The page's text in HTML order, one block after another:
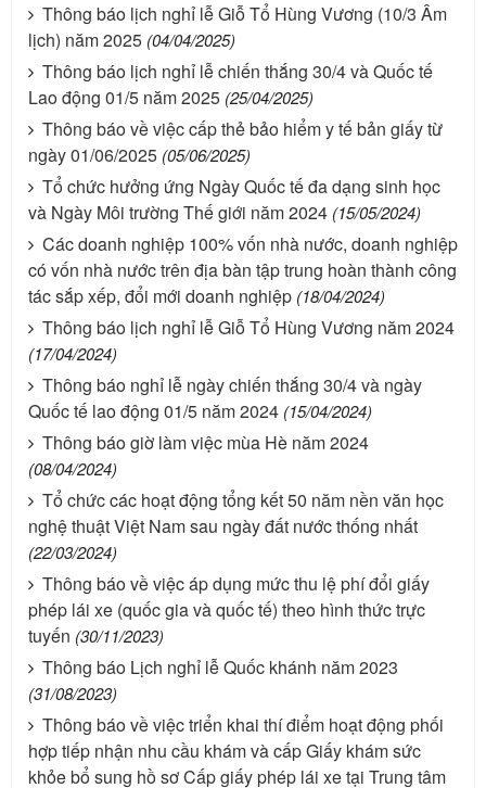
Thông báo lịch nghỉ lễ Giỗ Tổ Hùng Vương (10/3 Âm
lịch) năm 2025 (04/04/2025)
Thông báo lịch nghỉ lễ chiến thắng 30/4 và Quốc tế
Lao động 01/5 năm 2025 (25/04/2025)
Thông báo về việc cấp thẻ bảo hiểm y tế bản giấy từ
ngày 01/06/2025 (05/06/2025)
Tổ chức hưởng ứng Ngày Quốc tế đa dạng sinh học
và Ngày Môi trường Thế giới năm 2024 (15/05/2024)
Các doanh nghiệp 100% vốn nhà nước, doanh nghiệp
có vốn nhà nước trên địa bàn tập trung hoàn thành công
tác sắp xếp, đổi mới doanh nghiệp (18/04/2024)
Thông báo lịch nghỉ lễ Giỗ Tổ Hùng Vương năm 2024
(17/04/2024)
Thông báo nghỉ lễ ngày chiến thắng 30/4 và ngày
Quốc tế lao động 01/5 năm 2024 (15/04/2024)
Thông báo giờ làm việc mùa Hè năm 2024
(08/04/2024)
Tổ chức các hoạt động tổng kết 50 năm nền văn học
nghệ thuật Việt Nam sau ngày đất nước thống nhất
(22/03/2024)
Thông báo về việc áp dụng mức thu lệ phí đổi giấy
phép lái xe (quốc gia và quốc tế) theo hình thức trực
tuyến (30/11/2023)
Thông báo Lịch nghỉ lễ Quốc khánh năm 2023
(31/08/2023)
Thông báo về việc triển khai thí điểm hoạt động phối
hợp tiếp nhận nhu cầu khám và cấp Giấy khám sức
khỏe bổ sung hồ sơ Cấp giấy phép lái xe tại Trung tâm